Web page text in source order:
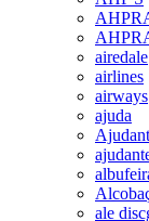
airedale
airlines
airways
ajuda
ale